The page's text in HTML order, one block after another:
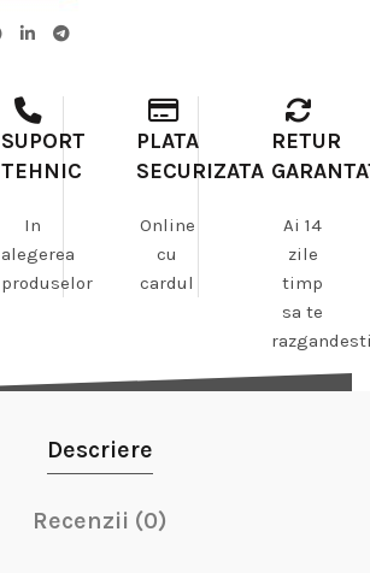
SUPORT
TEHNIC
In
alegerea
produselor
PLATA
SECURIZATA
Online
cu
cardul
RETUR
Ai 14
zile
timp
sa te
Descriere
Recenzii (0)